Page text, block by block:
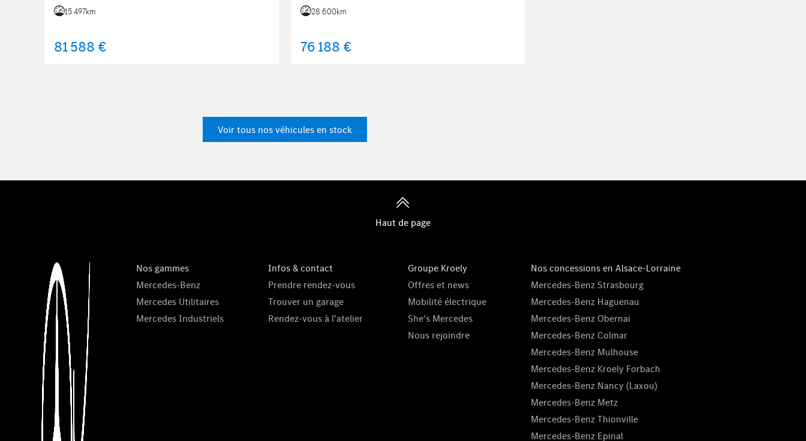
15 497km
81 588 €
28 600km
76 188 €
Voir tous nos véhicules en stock
Haut de page
Nos gammes
Mercedes-Benz
Mercedes Utilitaires
Mercedes Industriels
Infos & contact
Prendre rendez-vous
Trouver un garage
Rendez-vous à l'atelier
Groupe Kroely
Offres et news
Mobilité électrique
She's Mercedes
Nous rejoindre
Nos concessions en Alsace-Lorraine
Mercedes-Benz Strasbourg
Mercedes-Benz Haguenau
Mercedes-Benz Obernai
Mercedes-Benz Colmar
Mercedes-Benz Mulhouse
Mercedes-Benz Kroely Forbach
Mercedes-Benz Nancy (Laxou)
Mercedes-Benz Metz
Mercedes-Benz Thionville
Mercedes-Benz Epinal